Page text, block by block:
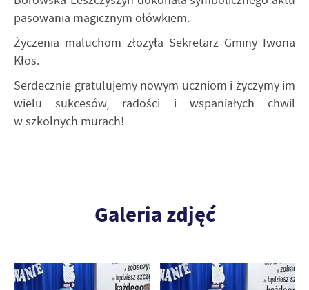
pasowania magicznym ołówkiem.
Życzenia maluchom złożyła Sekretarz Gminy Iwona
Kłos.
Serdecznie gratulujemy nowym uczniom i życzymy im
wielu sukcesów, radości i wspaniałych chwil
w szkolnych murach!
Galeria zdjęć